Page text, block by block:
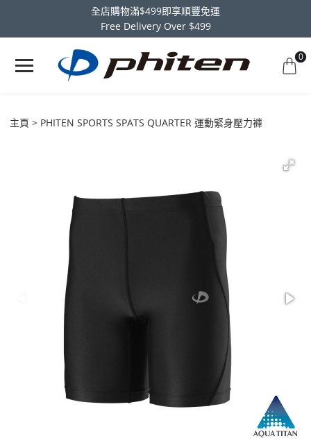
全店購物滿$499即享順豐免運
Free Delivery Over $499
0
主頁 PHITEN SPORTS SPATS QUARTER 運動緊身壓力褲